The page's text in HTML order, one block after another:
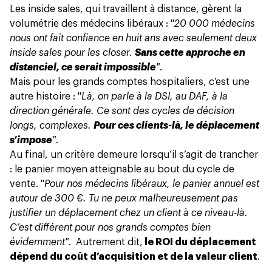
Les inside sales, qui travaillent à distance, gèrent la
volumétrie des médecins libéraux : "20 000 médecins
nous ont fait confiance en huit ans avec seulement deux
inside sales pour les closer. Sans cette approche en
distanciel, ce serait impossible".
Mais pour les grands comptes hospitaliers, c’est une
autre histoire : "Là, on parle à la DSI, au DAF, à la
direction générale. Ce sont des cycles de décision
longs, complexes. Pour ces clients-là, le déplacement
s’impose".
Au final, un critère demeure lorsqu’il s’agit de trancher
: le panier moyen atteignable au bout du cycle de
vente. "Pour nos médecins libéraux, le panier annuel est
autour de 300 €. Tu ne peux malheureusement pas
justifier un déplacement chez un client à ce niveau-là.
C’est différent pour nos grands comptes bien
évidemment". Autrement dit, le ROI du déplacement
dépend du coût d’acquisition et de la valeur client.